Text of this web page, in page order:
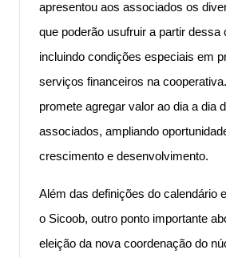
apresentou aos associados os
que poderão usufruir a partir dessa
incluindo condições especiais em
serviços financeiros na
promete agregar valor ao dia a dia
associados, ampliando
crescimento e desenvolvimento.
Além das definições do calendário
o Sicoob, outro ponto importante
eleição da nova coordenação do